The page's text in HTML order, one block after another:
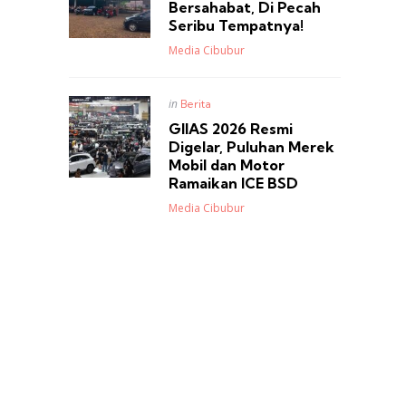
Bersahabat, Di Pecah
Seribu Tempatnya!
Posted
Media Cibubur
Posted
in Berita
GIIAS 2026 Resmi
Digelar, Puluhan Merek
Mobil dan Motor
Ramaikan ICE BSD
Posted
Media Cibubur